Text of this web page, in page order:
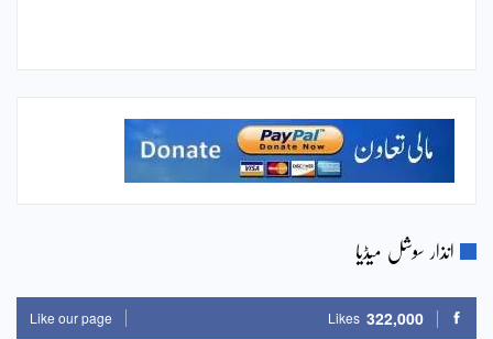
انذار سوشل میڈیا
322,000
Likes
Like our page